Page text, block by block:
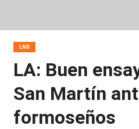
LNB
LA: Buen
San Martín
formoseños